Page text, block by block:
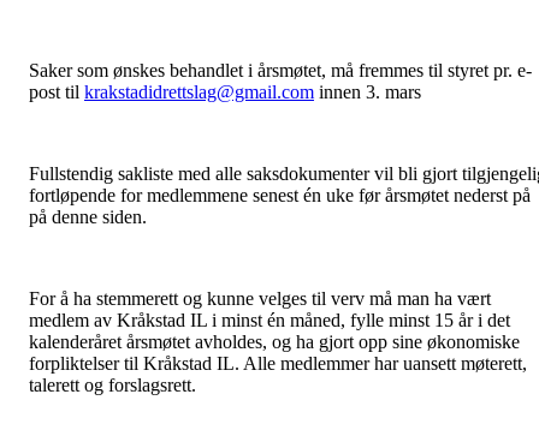
Saker som ønskes behandlet i årsmøtet, må fremmes til styret pr. e-
post til krakstadidrettslag@gmail.com innen 3. mars
Fullstendig sakliste med alle saksdokumenter vil bli gjort
fortløpende for medlemmene senest én uke før årsmøtet nederst på
på denne siden.
For å ha stemmerett og kunne velges til verv må man ha vært
medlem av Kråkstad IL i minst én måned, fylle minst 15 år i det
kalenderåret årsmøtet avholdes, og ha gjort opp sine økonomiske
forpliktelser til Kråkstad IL. Alle medlemmer har uansett møterett,
talerett og forslagsrett.